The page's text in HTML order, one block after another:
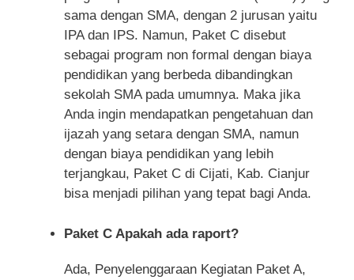
sama dengan SMA, dengan 2 jurusan yaitu
IPA dan IPS. Namun, Paket C disebut
sebagai program non formal dengan biaya
pendidikan yang berbeda dibandingkan
sekolah SMA pada umumnya. Maka jika
Anda ingin mendapatkan pengetahuan dan
ijazah yang setara dengan SMA, namun
dengan biaya pendidikan yang lebih
terjangkau, Paket C di Cijati, Kab. Cianjur
bisa menjadi pilihan yang tepat bagi Anda.
Paket C Apakah ada raport?
Ada, Penyelenggaraan Kegiatan Paket A,